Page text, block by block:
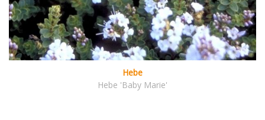
Hebe
Hebe 'Baby Marie'